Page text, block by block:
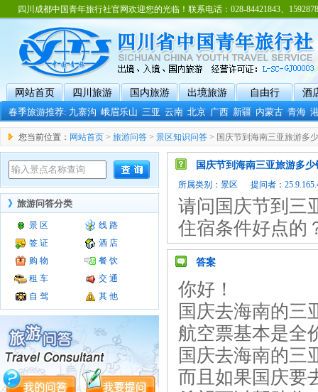
四川成都中国青年旅行社官网欢迎您的光临！联系电话：028-84421843、
网站首页 四川旅游 国内旅游 出境旅游 自由行
酒
春季旅游推荐:九寨沟 峨眉乐山 三亚 云南 北京 广西 新疆 内蒙古 青海
您当前位置： 网站首页 > 旅游问答 > 景区知识问答 > 国庆节到海南三亚旅游多
》 旅游问答分类
景 区
线 路
签 证
酒 店
购 物
餐 饮
租 车
交 通
自 驾
其 他
国庆节到海南三亚旅游多少
所属类别： 景区 提问者：
请问国庆节到三
住宿条件好点的
答案
你好！
国庆去海南的三
航空票基本是全
国庆去海南的三
而且如果国庆要